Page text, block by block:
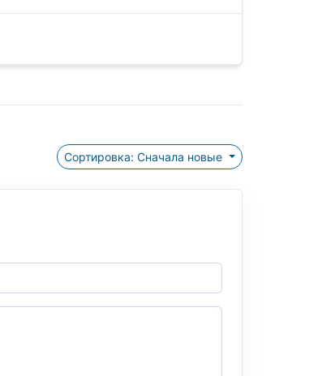
Сортировка: Сначала новые